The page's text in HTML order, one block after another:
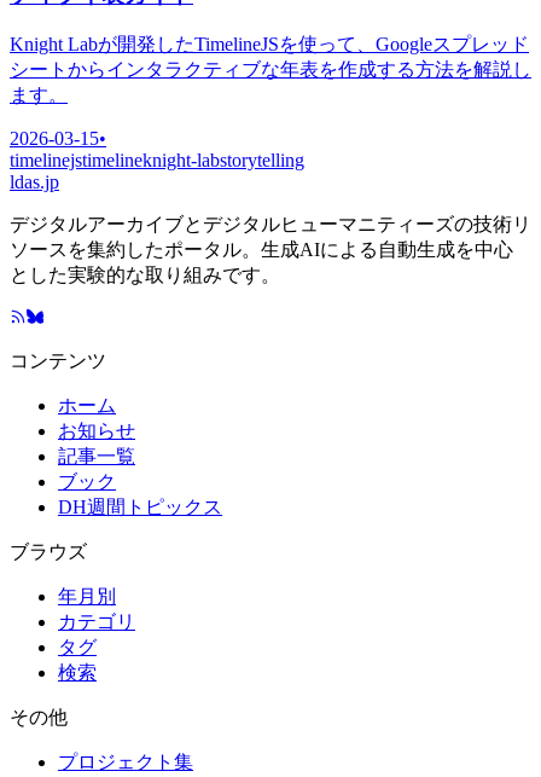
Knight Labが開発したTimelineJSを使って、Googleスプレッド
シートからインタラクティブな年表を作成する方法を解説し
ます。
2026-03-15•
timelinejstimelineknight-labstorytelling
ldas.jp
デジタルアーカイブとデジタルヒューマニティーズの技術リ
ソースを集約したポータル。生成AIによる自動生成を中心
とした実験的な取り組みです。
コンテンツ
ホーム
お知らせ
記事一覧
ブック
DH週間トピックス
ブラウズ
年月別
カテゴリ
タグ
検索
その他
プロジェクト集